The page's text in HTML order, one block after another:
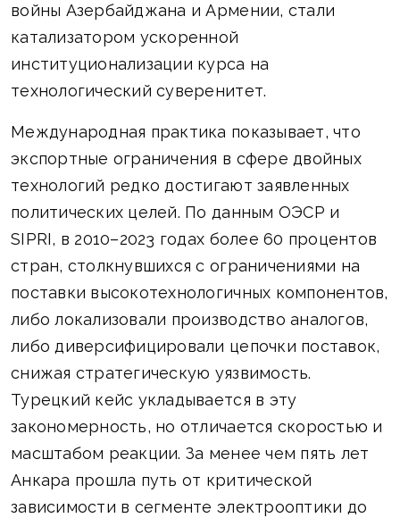
войны Азербайджана и Армении, стали
катализатором ускоренной
институционализации курса на
технологический суверенитет.
Международная практика показывает, что
экспортные ограничения в сфере двойных
технологий редко достигают заявленных
политических целей. По данным ОЭСР и
SIPRI, в 2010–2023 годах более 60 процентов
стран, столкнувшихся с ограничениями на
поставки высокотехнологичных компонентов,
либо локализовали производство аналогов,
либо диверсифицировали цепочки поставок,
снижая стратегическую уязвимость.
Турецкий кейс укладывается в эту
закономерность, но отличается скоростью и
масштабом реакции. За менее чем пять лет
Анкара прошла путь от критической
зависимости в сегменте электрооптики до